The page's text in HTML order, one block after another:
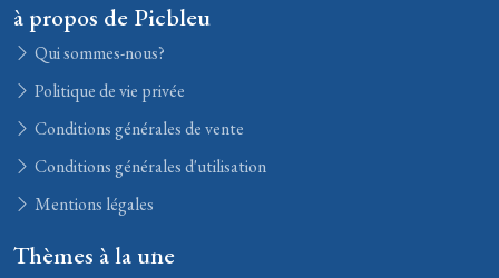
à propos de Picbleu
Qui sommes-nous?
Politique de vie privée
Conditions générales de vente
Conditions générales d'utilisation
Mentions légales
Thèmes à la une